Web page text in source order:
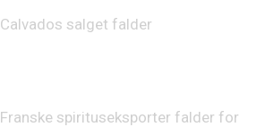
Calvados salget falder
Franske spirituseksporter falder for